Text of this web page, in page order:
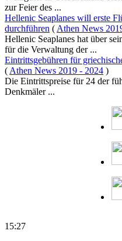
zur Feier des ...
Hellenic Seaplanes will erste
durchführen ( Athen News
Hellenic Seaplanes hat über
für die Verwaltung der ...
Eintrittsgebühren für
( Athen News 2019 - 2024 )
Die Eintrittspreise für 24 der
Denkmäler ...
15:27